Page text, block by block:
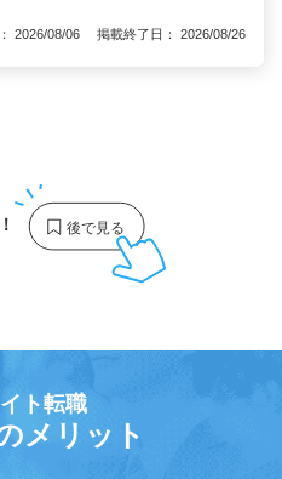
2026/08/06 掲載終了日： 2026/08/26
ト転職
メリット